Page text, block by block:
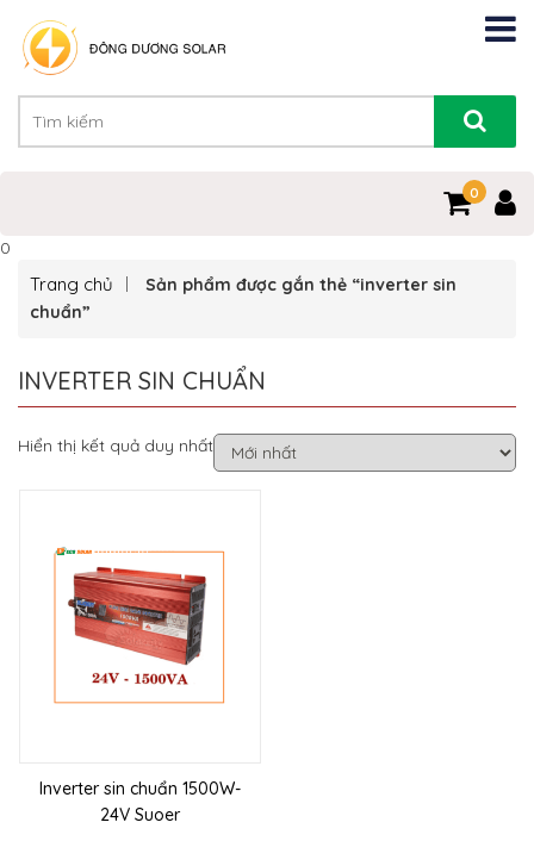
0
0
Trang chủ
Sản phẩm được gắn thẻ “inverter sin
chuẩn”
INVERTER SIN CHUẨN
Hiển thị kết quả duy nhất
Inverter sin chuẩn 1500W-
24V Suoer